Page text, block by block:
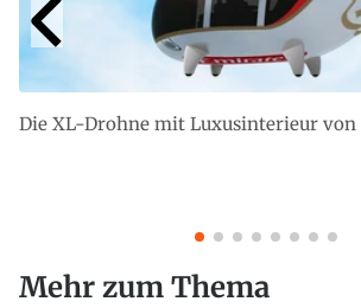
Die XL-Drohne mit Luxusinterieur von
Mehr zum Thema